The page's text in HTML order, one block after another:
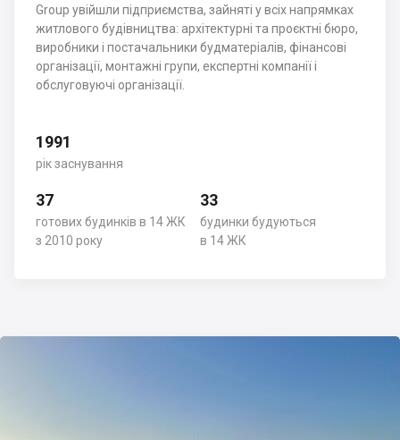
Group увійшли підприємства, зайняті у всіх напрямках
житлового будівництва: архітектурні та проєктні бюро,
виробники і постачальники будматеріалів, фінансові
організації, монтажні групи, експертні компанії і
обслуговуючі організації.
1991
рік заснування
37
готових будинків в 14 ЖК
з 2010 року
33
будинки будуються
в 14 ЖК